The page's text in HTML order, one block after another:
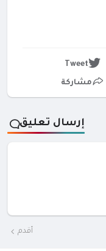
Tweet
مشاركة
إرسال تعليق
أقدم